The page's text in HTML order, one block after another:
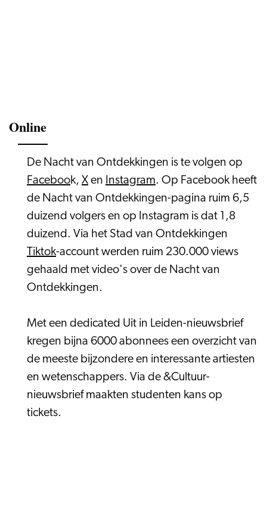
Online
De Nacht van Ontdekkingen is te volgen op
Facebook, X en Instagram. Op Facebook heeft
de Nacht van Ontdekkingen-pagina ruim 6,5
duizend volgers en op Instagram is dat 1,8
duizend. Via het Stad van Ontdekkingen
Tiktok-account werden ruim 230.000 views
gehaald met video's over de Nacht van
Ontdekkingen.
Met een dedicated Uit in Leiden-nieuwsbrief
kregen bijna 6000 abonnees een overzicht van
de meeste bijzondere en interessante artiesten
en wetenschappers. Via de &Cultuur-
nieuwsbrief maakten studenten kans op
tickets.